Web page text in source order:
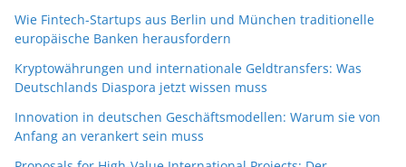
Wie Fintech-Startups aus Berlin und München traditionelle
europäische Banken herausfordern
Kryptowährungen und internationale Geldtransfers: Was
Deutschlands Diaspora jetzt wissen muss
Innovation in deutschen Geschäftsmodellen: Warum sie von
Anfang an verankert sein muss